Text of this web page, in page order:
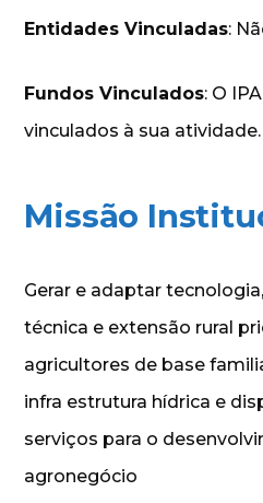
Entidades Vinculadas:
Fundos Vinculados: O
vinculados à sua atividade.
Missão
Gerar e adaptar
técnica e extensão rural
agricultores de base
infra estrutura hídrica e
serviços para o
agronegócio